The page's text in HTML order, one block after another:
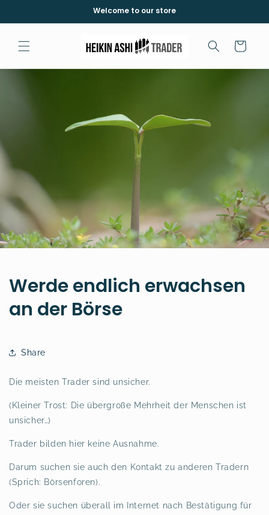
content
Welcome to our store
Winkelwagen
Werde endlich erwachsen
an der Börse
Share
Die meisten Trader sind unsicher.
(Kleiner Trost: Die übergroße Mehrheit der Menschen ist
unsicher…)
Trader bilden hier keine Ausnahme.
Darum suchen sie auch den Kontakt zu anderen Tradern
(Sprich: Börsenforen).
Oder sie suchen überall im Internet nach Bestätigung für